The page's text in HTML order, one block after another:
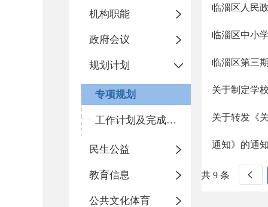
机构职能
政府会议
规划计划
专项规划
工作计划及完成情况
民生公益
教育信息
公共文化体育
临淄区人民
临淄区中小
临淄区第三
关于制定学
关于转发《
通知》的通
共 9 条